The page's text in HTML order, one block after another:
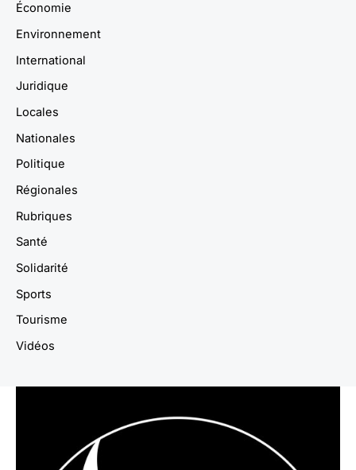
Économie
Environnement
International
Juridique
Locales
Nationales
Politique
Régionales
Rubriques
Santé
Solidarité
Sports
Tourisme
Vidéos